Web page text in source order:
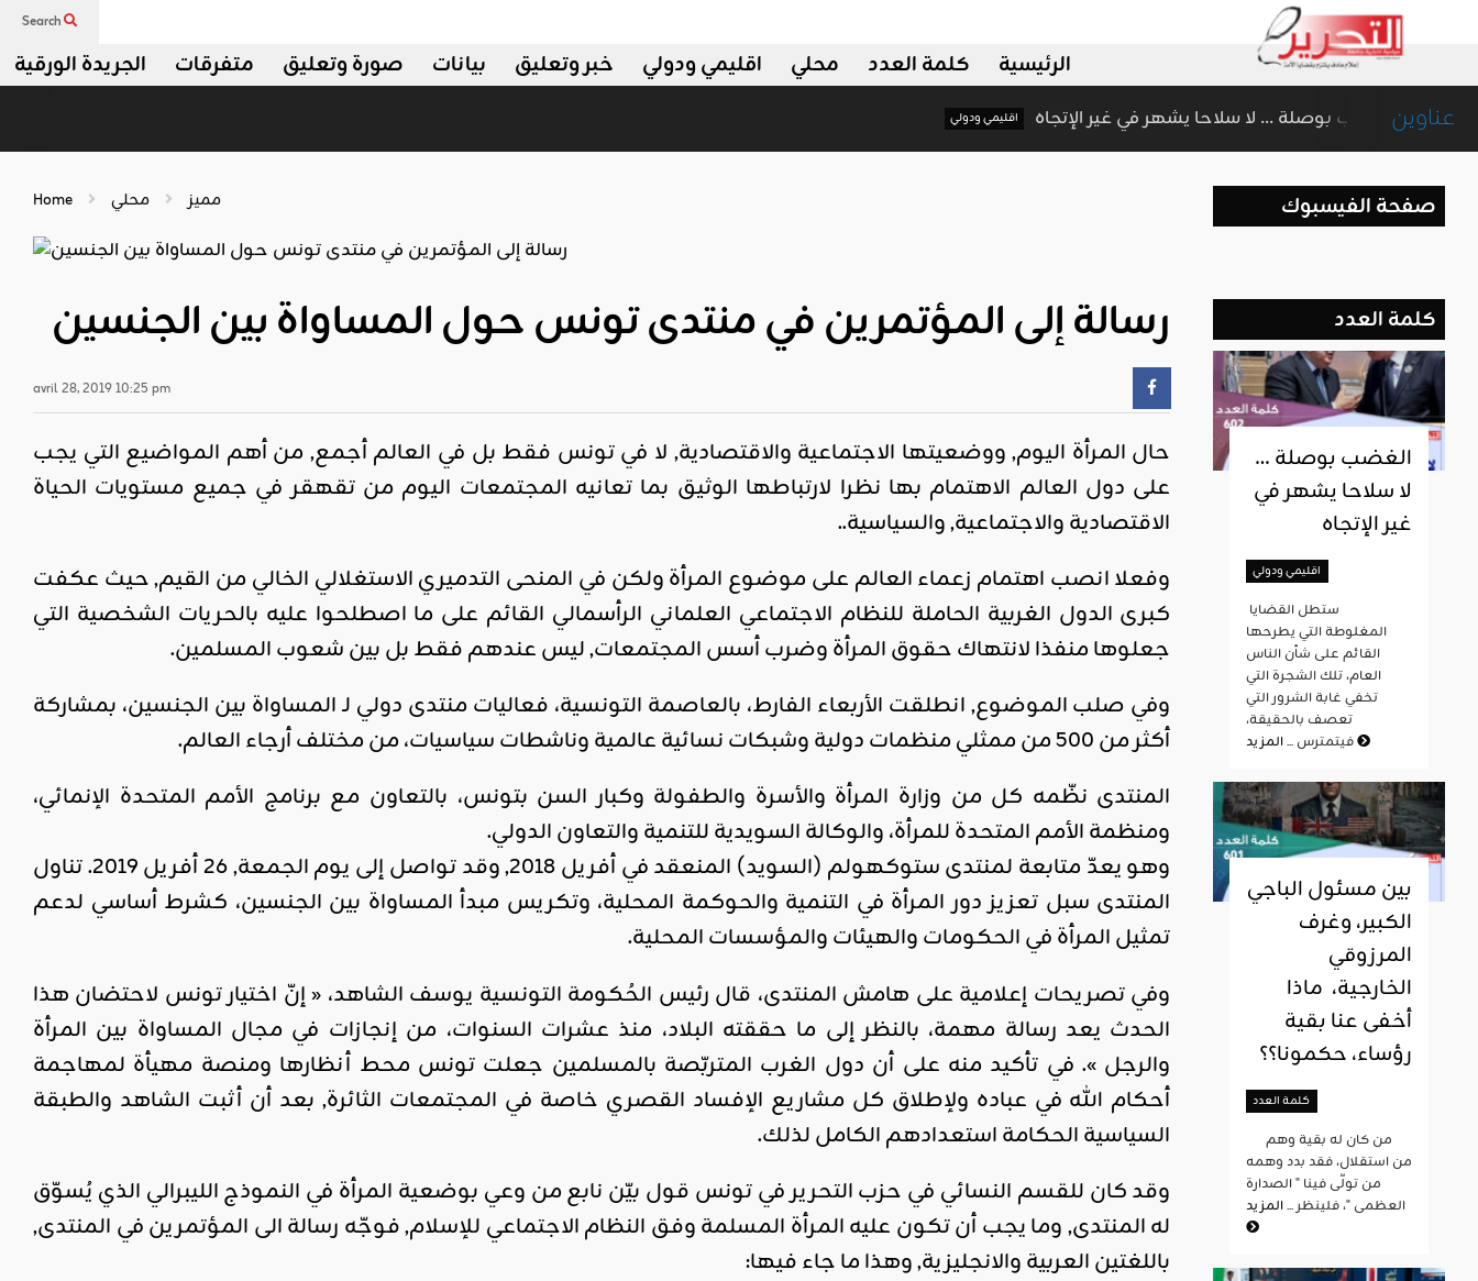
Search
الجريدة الورقية متفرقات صورة وتعليق بيانات خبر وتعليق اقليمي ودولي محلي كلمة العدد الرئيسية
عناوين الغضب بوصلة … لا سلاحا يشهر في غير الإتجاه اقليمي ودولي
Home مميز محلي
رسالة إلى المؤتمرين في منتدى تونس حول المساواة بين الجنسين
avril 28, 2019 10:25 pm
حال المرأة اليوم, ووضعيتها الاجتماعية والاقتصادية, لا في تونس فقط بل في العالم أجمع, من أهم المواضيع التي يجب
على دول العالم الاهتمام بها نظرا لارتباطها الوثيق بما تعانيه المجتمعات اليوم من تقهقر في جميع مستويات الحياة
الاقتصادية والاجتماعية, والسياسية..
وفعلا انصب اهتمام زعماء العالم على موضوع المرأة ولكن في المنحى التدميري الاستغلالي الخالي من القيم, حيث عكفت
كبرى الدول الغربية الحاملة للنظام الاجتماعي العلماني الرأسمالي القائم على ما اصطلحوا عليه بالحريات الشخصية التي
جعلوها منفذا لانتهاك حقوق المرأة وضرب أسس المجتمعات, ليس عندهم فقط بل بين شعوب المسلمين.
وفي صلب الموضوع, انطلقت الأربعاء الفارط، بالعاصمة التونسية، فعاليات منتدى دولي لـ المساواة بين الجنسين، بمشاركة
أكثر من 500 من ممثلي منظمات دولية وشبكات نسائية عالمية وناشطات سياسيات، من مختلف أرجاء العالم.
المنتدى نظّمه كل من وزارة المرأة والأسرة والطفولة وكبار السن بتونس، بالتعاون مع برنامج الأمم المتحدة الإنمائي،
ومنظمة الأمم المتحدة للمرأة، والوكالة السويدية للتنمية والتعاون الدولي.
وهو يعدّ متابعة لمنتدى ستوكهولم (السويد) المنعقد في أفريل 2018, وقد تواصل إلى يوم الجمعة, 26 أفريل 2019. تناول
المنتدى سبل تعزيز دور المرأة في التنمية والحوكمة المحلية، وتكريس مبدأ المساواة بين الجنسين، كشرط أساسي لدعم
تمثيل المرأة في الحكومات والهيئات والمؤسسات المحلية.
وفي تصريحات إعلامية على هامش المنتدى، قال رئيس الحُكومة التونسية يوسف الشاهد، « إنّ اختيار تونس لاحتضان هذا
الحدث يعد رسالة مهمة، بالنظر إلى ما حققته البلاد، منذ عشرات السنوات، من إنجازات في مجال المساواة بين المرأة
والرجل ». في تأكيد منه على أن دول الغرب المتربّصة بالمسلمين جعلت تونس محط أنظارها ومنصة مهيأة لمهاجمة
أحكام الله في عباده ولإطلاق كل مشاريع الإفساد القصري خاصة في المجتمعات الثائرة, بعد أن أثبت الشاهد والطبقة
السياسية الحكامة استعدادهم الكامل لذلك.
وقد كان للقسم النسائي في حزب التحرير في تونس قول بيّن نابع من وعي بوضعية المرأة في النموذج الليبرالي الذي يُسوّق
له المنتدى, وما يجب أن تكون عليه المرأة المسلمة وفق النظام الاجتماعي للإسلام, فوجّه رسالة الى المؤتمرين في المنتدى,
باللغتين العربية والانجليزية, وهذا ما جاء فيها:
صفحة الفيسبوك
كلمة العدد
الغضب بوصلة …
لا سلاحا يشهر في
غير الإتجاه
اقليمي ودولي
المغلوطة التي يطرحها
القائم على شأن الناس
العام، تلك الشجرة التي
تخفي غابة الشرور التي
تعصف بالحقيقة،
فيتمترس ...المزيد
بين مسئول الباجي
الكبير، وغرف
المرزوقي
الخارجية، ماذا
أخفى عنا بقية
رؤساء، حكمونا؟؟
كلمة العدد
من استقلال، فقد بدد وهمه
من تولّى فينا " الصدارة
العظمى "، فلينظر ...المزيد